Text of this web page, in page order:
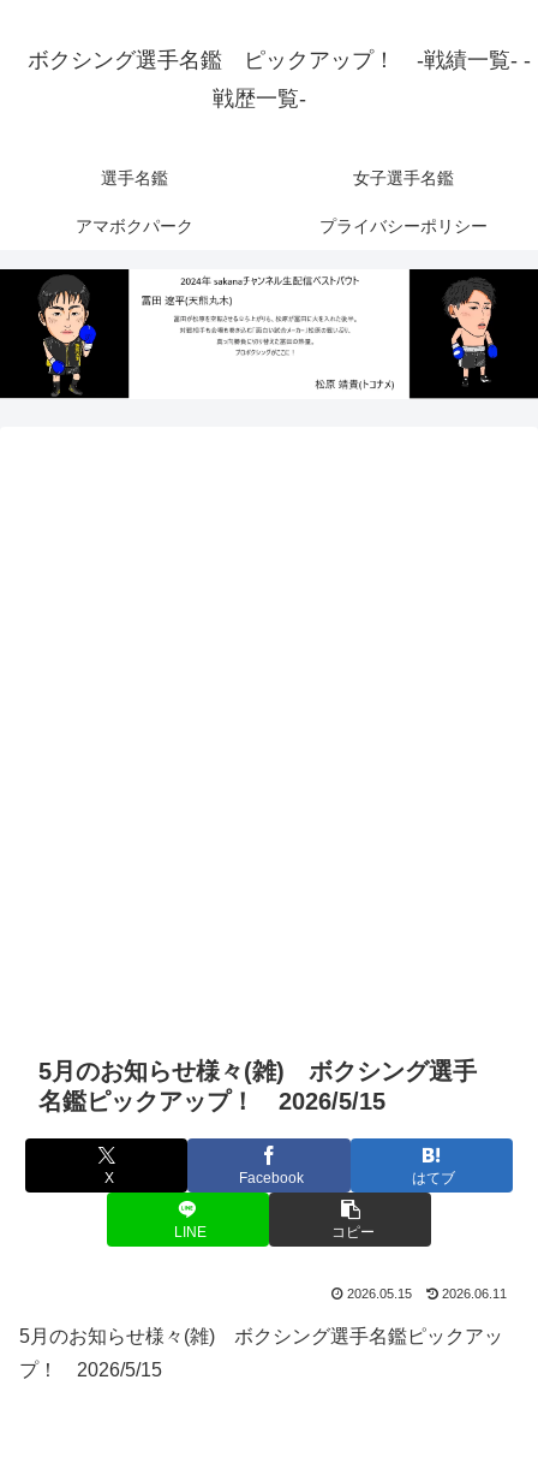
ボクシング選手名鑑 ピックアップ！ -戦績一覧- -
戦歴一覧-
選手名鑑 女子選手名鑑
アマボクパーク プライバシーポリシー
5月のお知らせ様々(雑) ボクシング選手
名鑑ピックアップ！ 2026/5/15
X Facebook はてブ
LINE コピー
2026.05.15 2026.06.11
5月のお知らせ様々(雑) ボクシング選手名鑑ピックアッ
プ！ 2026/5/15